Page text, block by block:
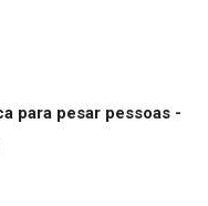
para pesar pessoas -